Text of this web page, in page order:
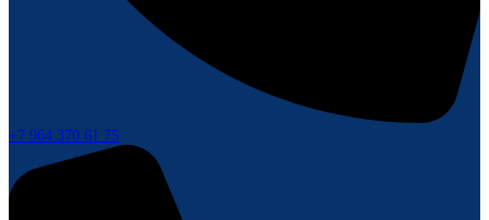
+7 964 370 61 75